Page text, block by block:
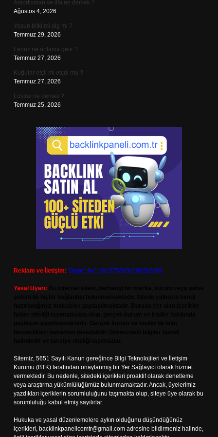
Amortisman ve itfa ne demek ?
Ağustos 4, 2026
Yosun bitki mi alg mi ?
Temmuz 29, 2026
Lebriz ne anlama gelir ?
Temmuz 27, 2026
Kuğular etçil mi otçul mu ?
Temmuz 27, 2026
Lustral ne demek ?
Temmuz 25, 2026
Reklam ve İletişim: Skype: live:.cid.575569c608265c69
Yasal Uyarı:
Sitemiz, 5651 Sayılı Kanun gereğince Bilgi Teknolojileri ve İletişim
Kurumu (BTK) tarafından onaylanmış bir Yer Sağlayıcı olarak hizmet
vermektedir. Bu nedenle, sitedeki içerikleri proaktif olarak denetleme
veya araştırma yükümlülüğümüz bulunmamaktadır. Ancak, üyelerimiz
yazdıkları içeriklerin sorumluluğunu taşımakta olup, siteye üye olarak bu
sorumluluğu kabul etmiş sayılırlar.
Hukuka ve yasal düzenlemelere aykırı olduğunu düşündüğünüz
içerikleri, backlinkpanelicomtr@gmail.com adresine bildirmeniz halinde,